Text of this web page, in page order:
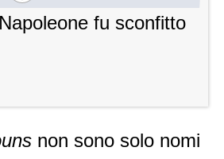
fu sconfitto
non sono solo nomi